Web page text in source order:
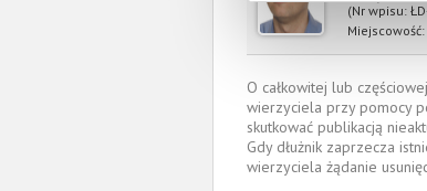
(Nr wpisu:
Miejscowość:
O całkowitej lub
wierzyciela przy pomocy
skutkować publikacją
Gdy dłużnik zaprzecza
wierzyciela żądanie